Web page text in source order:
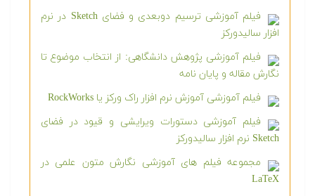
فیلم آموزشی ترسیم دوبعدی و فضای Sketch در نرم
افزار سالیدورکز
فیلم آموزشی پژوهش دانشگاهی: از انتخاب موضوع تا
نگارش مقاله و پایان نامه
فیلم آموزشی آموزش نرم افزار راک ورکز یا RockWorks
فیلم آموزشی دستورات ویرایشی و قیود در فضای
Sketch نرم افزار سالیدورکز
مجموعه فیلم های آموزشی نگارش متون علمی در
LaTeX